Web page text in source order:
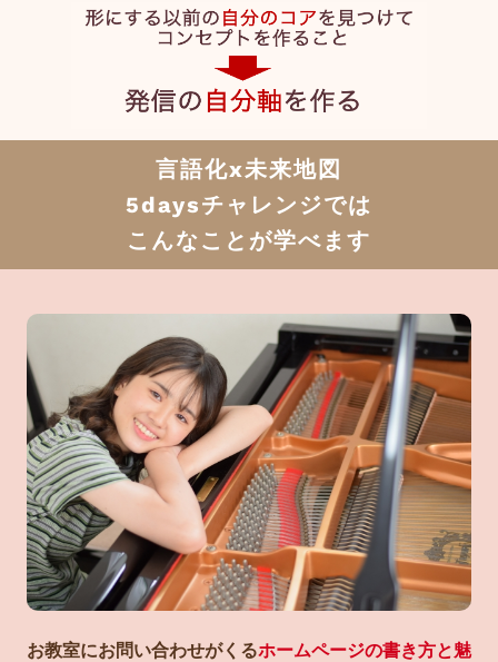
言語化x未来地図
5daysチャレンジでは
こんなことが学べます
お教室にお問い合わせがくるホームページの書き方と魅